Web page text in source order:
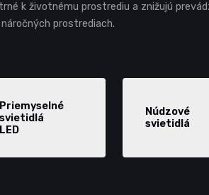
k životnému prostrediu a znižujú
prostrediach.
Priemyselné
svietidlá
LED
Núdzové
svietidlá